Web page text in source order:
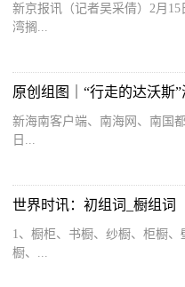
新京报讯（记者吴采倩）2月
湾搁...
原创组图｜“行走的达沃斯
新海南客户端、南海网、南国
日...
世界时讯：初组词_橱组词
1、橱柜、书橱、纱橱、柜橱
橱、...